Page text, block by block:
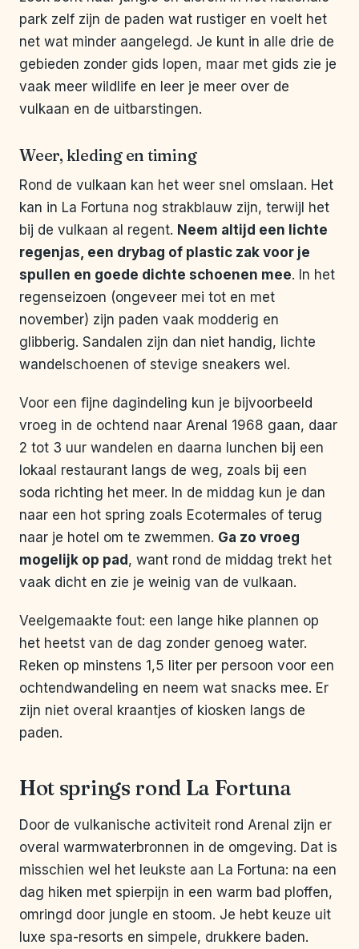
park zelf zijn de paden wat rustiger en voelt het
net wat minder aangelegd. Je kunt in alle drie de
gebieden zonder gids lopen, maar met gids zie je
vaak meer wildlife en leer je meer over de
vulkaan en de uitbarstingen.
Weer, kleding en timing
Rond de vulkaan kan het weer snel omslaan. Het
kan in La Fortuna nog strakblauw zijn, terwijl het
bij de vulkaan al regent. Neem altijd een lichte
regenjas, een drybag of plastic zak voor je
spullen en goede dichte schoenen mee. In het
regenseizoen (ongeveer mei tot en met
november) zijn paden vaak modderig en
glibberig. Sandalen zijn dan niet handig, lichte
wandelschoenen of stevige sneakers wel.
Voor een fijne dagindeling kun je bijvoorbeeld
vroeg in de ochtend naar Arenal 1968 gaan, daar
2 tot 3 uur wandelen en daarna lunchen bij een
lokaal restaurant langs de weg, zoals bij een
soda richting het meer. In de middag kun je dan
naar een hot spring zoals Ecotermales of terug
naar je hotel om te zwemmen. Ga zo vroeg
mogelijk op pad , want rond de middag trekt het
vaak dicht en zie je weinig van de vulkaan.
Veelgemaakte fout: een lange hike plannen op
het heetst van de dag zonder genoeg water.
Reken op minstens 1,5 liter per persoon voor een
ochtendwandeling en neem wat snacks mee. Er
zijn niet overal kraantjes of kiosken langs de
paden.
Hot springs rond La Fortuna
Door de vulkanische activiteit rond Arenal zijn er
overal warmwaterbronnen in de omgeving. Dat is
misschien wel het leukste aan La Fortuna: na een
dag hiken met spierpijn in een warm bad ploffen,
omringd door jungle en stoom. Je hebt keuze uit
luxe spa-resorts en simpele, drukkere baden.